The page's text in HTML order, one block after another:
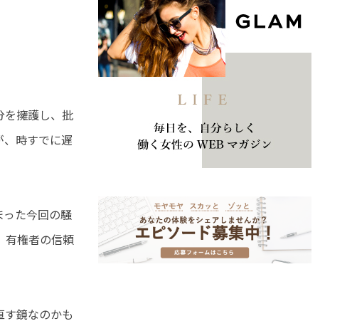
を擁護し、批
時すでに遅
た今回の騒
有権者の信頼
鏡なのかも